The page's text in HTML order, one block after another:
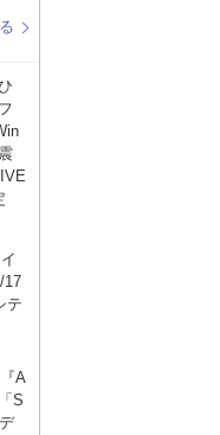
17
テ
A
S